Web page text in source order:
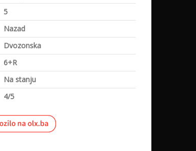
5
Nazad
Dvozonska
6+R
Na stanju
4/5